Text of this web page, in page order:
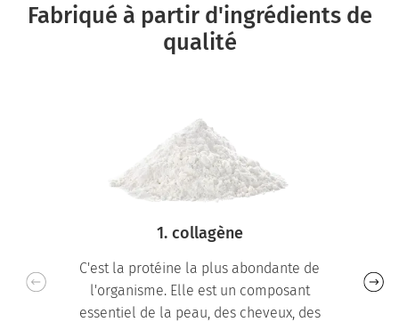
Fabriqué à partir d'ingrédients de
qualité
1. collagène
C'est la protéine la plus abondante de
l'organisme. Elle est un composant
essentiel de la peau, des cheveux, des